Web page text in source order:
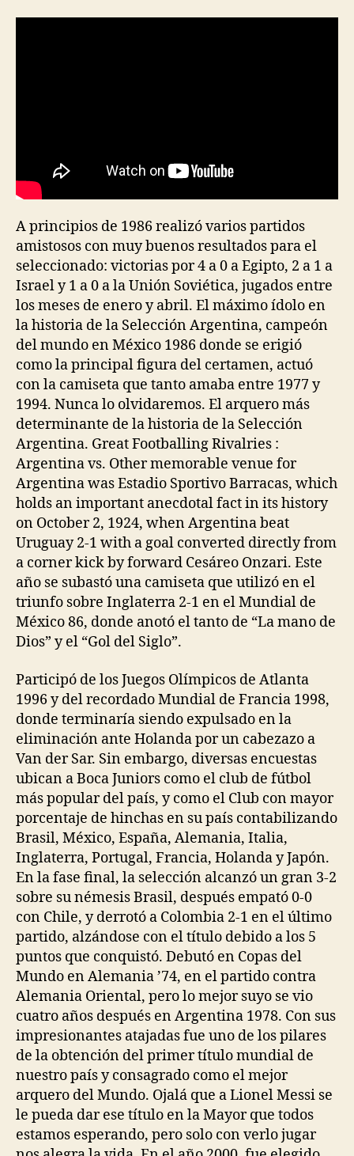
A principios de 1986 realizó varios partidos
amistosos con muy buenos resultados para el
seleccionado: victorias por 4 a 0 a Egipto, 2 a 1 a
Israel y 1 a 0 a la Unión Soviética, jugados entre
los meses de enero y abril. El máximo ídolo en
la historia de la Selección Argentina, campeón
del mundo en México 1986 donde se erigió
como la principal figura del certamen, actuó
con la camiseta que tanto amaba entre 1977 y
1994. Nunca lo olvidaremos. El arquero más
determinante de la historia de la Selección
Argentina. Great Footballing Rivalries :
Argentina vs. Other memorable venue for
Argentina was Estadio Sportivo Barracas, which
holds an important anecdotal fact in its history
on October 2, 1924, when Argentina beat
Uruguay 2-1 with a goal converted directly from
a corner kick by forward Cesáreo Onzari. Este
año se subastó una camiseta que utilizó en el
triunfo sobre Inglaterra 2-1 en el Mundial de
México 86, donde anotó el tanto de “La mano de
Dios” y el “Gol del Siglo”.
Participó de los Juegos Olímpicos de Atlanta
1996 y del recordado Mundial de Francia 1998,
donde terminaría siendo expulsado en la
eliminación ante Holanda por un cabezazo a
Van der Sar. Sin embargo, diversas encuestas
ubican a Boca Juniors como el club de fútbol
más popular del país, y como el Club con mayor
porcentaje de hinchas en su país contabilizando
Brasil, México, España, Alemania, Italia,
Inglaterra, Portugal, Francia, Holanda y Japón.
En la fase final, la selección alcanzó un gran 3-2
sobre su némesis Brasil, después empató 0-0
con Chile, y derrotó a Colombia 2-1 en el último
partido, alzándose con el título debido a los 5
puntos que conquistó. Debutó en Copas del
Mundo en Alemania ’74, en el partido contra
Alemania Oriental, pero lo mejor suyo se vio
cuatro años después en Argentina 1978. Con sus
impresionantes atajadas fue uno de los pilares
de la obtención del primer título mundial de
nuestro país y consagrado como el mejor
arquero del Mundo. Ojalá que a Lionel Messi se
le pueda dar ese título en la Mayor que todos
estamos esperando, pero solo con verlo jugar